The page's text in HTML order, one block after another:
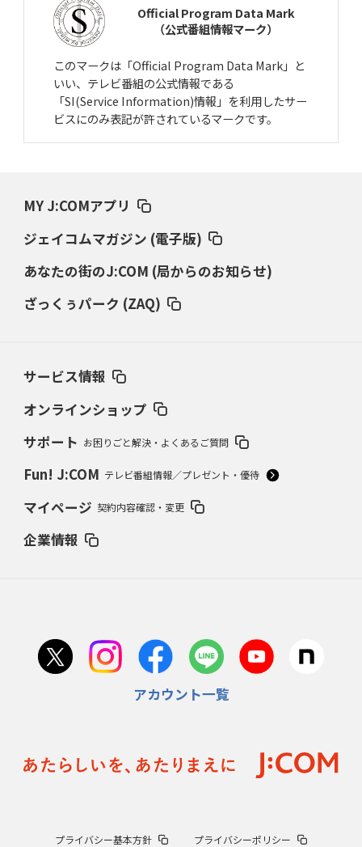
Official Program Data Mark
（公式番組情報マーク）
このマークは「Official Program Data Mark」と
いい、テレビ番組の公式情報である
「SI(Service Information)情報」を利用したサー
ビスにのみ表記が許されているマークです。
MY J:COMアプリ
ジェイコムマガジン (電子版)
あなたの街のJ:COM (局からのお知らせ)
ざっくぅパーク (ZAQ)
サービス情報
オンラインショップ
サポート お困りごと解決・よくあるご質問
Fun! J:COM テレビ番組情報／プレゼント・優待
マイページ 契約内容確認・変更
企業情報
アカウント一覧
プライバシー基本方針 プライバシーポリシー